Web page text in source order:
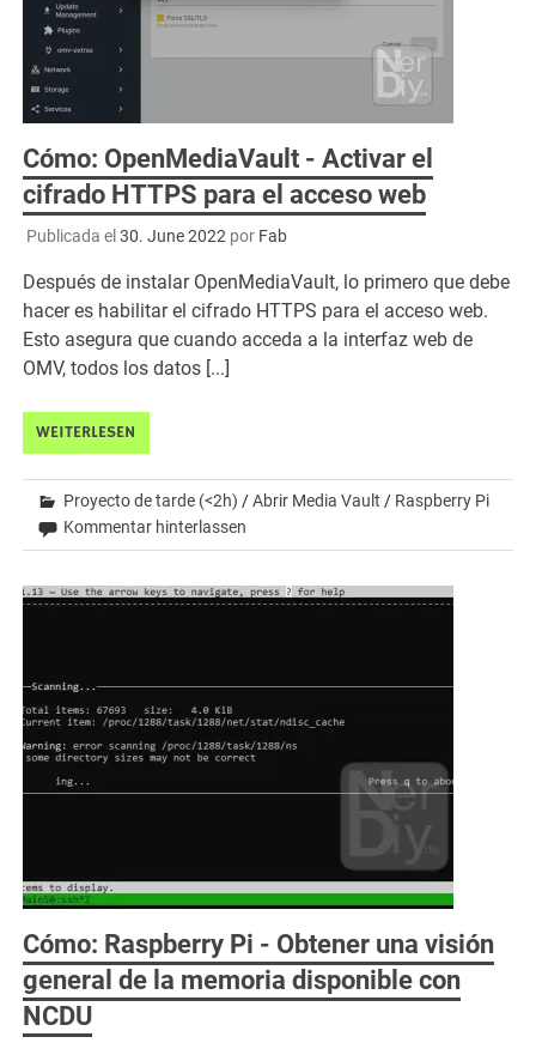
Cómo: OpenMediaVault - Activar el
cifrado HTTPS para el acceso web
Publicada el 30. June 2022por Fab
Después de instalar OpenMediaVault, lo primero que debe
hacer es habilitar el cifrado HTTPS para el acceso web.
Esto asegura que cuando acceda a la interfaz web de
OMV, todos los datos [...]
WEITERLESEN
Proyecto de tarde (<2h) /Abrir Media Vault / Raspberry Pi
Kommentar hinterlassen
Cómo: Raspberry Pi - Obtener una visión
general de la memoria disponible con
NCDU